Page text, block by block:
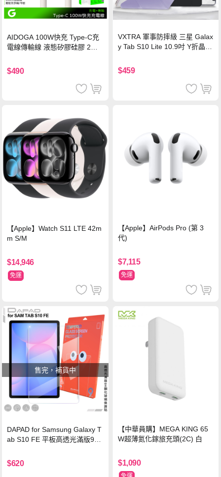
AIDOGA 100W快充 Type-C充
電線傳輸線 液態矽膠硅膠 2M
$490
VXTRA 軍事防摔級 三星 Galax
y Tab S10 Lite 10.9吋 Y折晶透
$459
【Apple】Watch S11 LTE 42m
m S/M
$14,946
免運
【Apple】AirPods Pro (第 3
代)
$7,115
免運
售完，補貨中
DAPAD for Samsung Galaxy T
ab S10 FE 平板高透光滿版9H
$620
【中華員購】MEGA KING 65
W超薄氮化鎵旅充頭(2C) 白
$1,090